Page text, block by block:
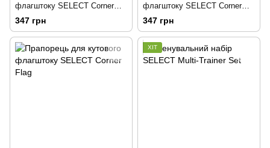
флагштоку SELECT Corner
Flag
347 грн
флагштоку SELECT Corner
Flag
347 грн
ХІТ